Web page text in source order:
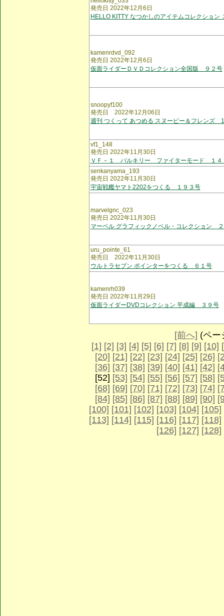
発売日 2022年12月6日
HELLO KITTY なつかしのアイテムコレクション
kamenrdvd_092
発売日 2022年12月6日
仮面ライダーＤＶＤコレクション全国版 ９２号
snoopyf100
発売日 2022年12月06日
週刊 つくって あつめる スヌーピー＆フレンズ
vf1_148
発売日 2022年11月30日
ＶＦ－１ バルキリー ファイターモード １４
senkanyama_193
発売日 2022年11月30日
宇宙戦艦ヤマト2202をつくる １９３号
marvelgnc_023
発売日 2022年11月30日
マーベル グラフィックノベル・コレクション
uru_pointe_61
発売日 2022年11月30日
ウルトラセブン ポインターをつくる ６１号
kamenrh039
発売日 2022年11月29日
仮面ライダーDVDコレクション 平成編 ３９号
[前へ] (ペ
[1] [2] [3] [4] [5] [6] [7] [8] [9] [10]
[20] [21] [22] [23] [24] [25] [26]
[36] [37] [38] [39] [40] [41] [42]
[52] [53] [54] [55] [56] [57] [58]
[68] [69] [70] [71] [72] [73] [74]
[84] [85] [86] [87] [88] [89] [90]
[100] [101] [102] [103] [104] [105]
[113] [114] [115] [116] [117] [118]
[126] [127] [128]